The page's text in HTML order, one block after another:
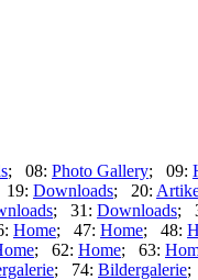
; 08: Photo Gallery; 09:
Downloads; 20:
; 31: Downloads;
Home; 47: Home; 48:
; 62: Home; 63:
; 74: Bildergalerie;